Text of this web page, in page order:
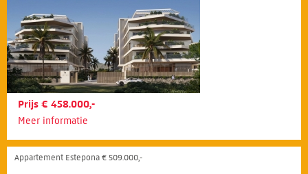
Prijs € 458.000,-
Meer informatie
Appartement Estepona € 509.000,-